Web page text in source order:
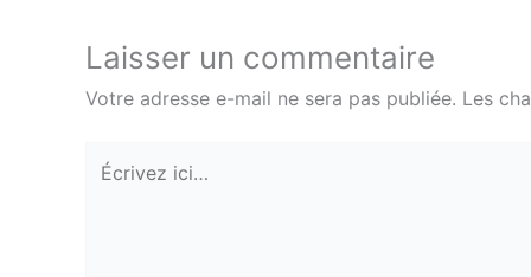
Laisser un commentaire
Votre adresse e-mail ne sera pas publiée. Les
Écrivez
ici…